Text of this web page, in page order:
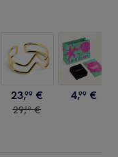
23,99 €
29,99 €
4,99 €